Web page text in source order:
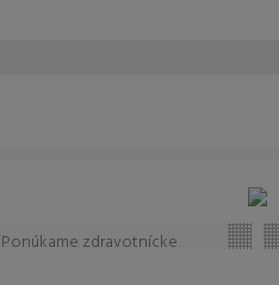
starostlivosť o vaše
zdravotnícke